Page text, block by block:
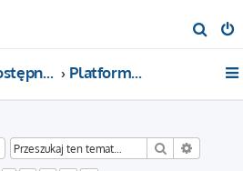
z
Dostępne kategorie Platformy i brokerzy
Szukaj